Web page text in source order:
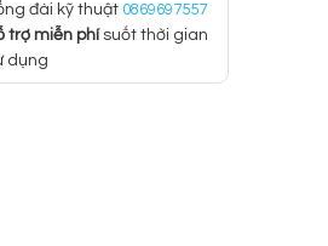
đài kỹ thuật 0869697557
trợ miễn phísuốt thời gian
dụng